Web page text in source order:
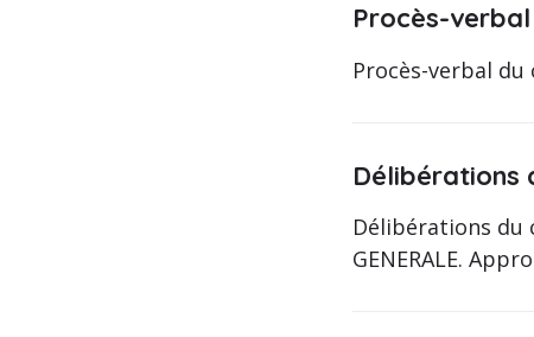
Procès-
Procès-verbal du
Délibérations
Délibérations du
GENERALE.